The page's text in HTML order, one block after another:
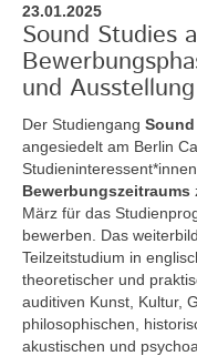
23.01.2025
Sound Studies
und
Der Studiengang
angesiedelt am Berlin
Bewerbungszeitraums
März für das
bewerben. Das
Teilzeitstudium in
theoretischer und
auditiven Kunst, Kultur,
philosophischen,
akustischen und